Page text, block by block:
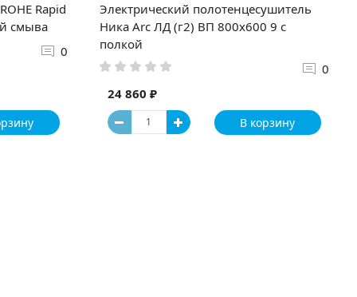
Rapid
смыва
0
Электрический полотенцесушитель
Ника Arc ЛД (г2) ВП 800x600 9 с
полкой
0
24 860 ₽
В корзину